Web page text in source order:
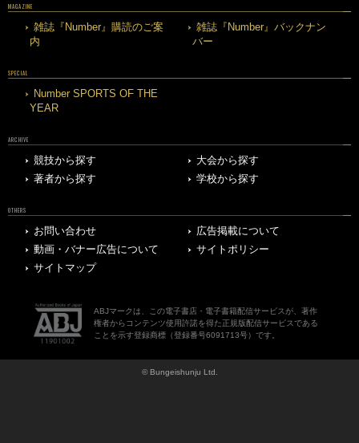
MAGAZINE
雑誌『Number』購読のご案
内
雑誌『Number』バックナン
バー
SPECIAL
Number SPORTS OF THE
YEAR
ARCHIVE
競技から探す
大会から探す
著者から探す
学校から探す
OTHERS
お問い合わせ
広告掲載について
動画・バナー広告について
サイトポリシー
サイトマップ
ABJマークは、この電子書店・電子書籍配信サービスが、著作
権者からコンテンツ使用許諾を得た正規版配信サービスである
ことを示す登録商標（登録番号6091713号）です。
© Bungeishunju Ltd.